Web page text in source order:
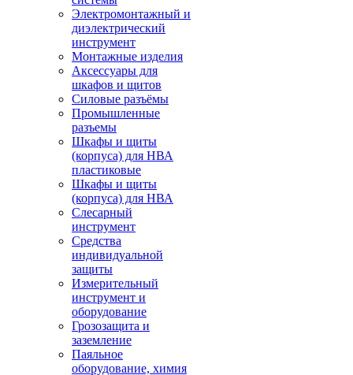
Электромонтажный и
диэлектрический
инструмент
Монтажные изделия
Аксессуары для
шкафов и щитов
Силовые разъёмы
Промышленные
разъемы
Шкафы и щиты
(корпуса) для НВА
пластиковые
Шкафы и щиты
(корпуса) для НВА
Слесарный
инструмент
Средства
индивидуальной
защиты
Измерительный
инструмент и
оборудование
Грозозащита и
заземление
Паяльное
оборудование, химия